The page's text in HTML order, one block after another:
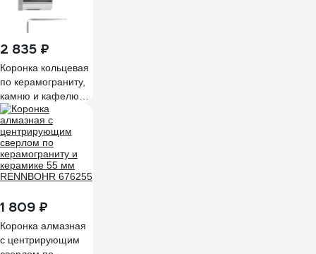
2 835 ₽
Коронка кольцевая
по керамограниту,
камню и кафелю
алмазная с
центровочным
сверлом FIT 73х70
мм 16227
1 809 ₽
Коронка алмазная
с центрирующим